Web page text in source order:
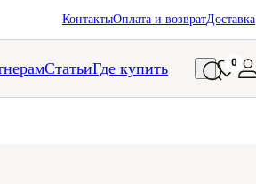
КонтактыОплата и возвратДоставка
СтатьиГде купить 0